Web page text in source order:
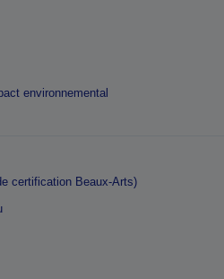
environnemental
certification Beaux-Arts)